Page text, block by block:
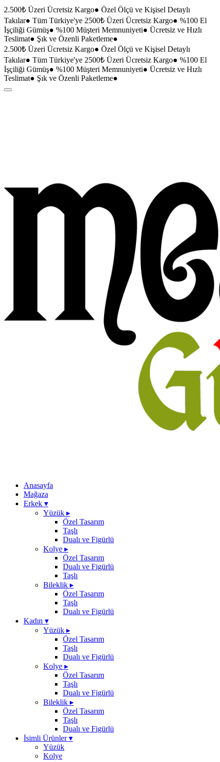
2.500₺ Üzeri Ücretsiz Kargo● Özel Ölçü ve Kişisel Detaylı
Takılar● Tüm Türkiye'ye 2500₺ Üzeri Ücretsiz Kargo● %100 El
İşçiliği Gümüş● %100 Müşteri Memnuniyeti● Ücretsiz ve Hızlı
Teslimat● Şık ve Özenli Paketleme●
2.500₺ Üzeri Ücretsiz Kargo● Özel Ölçü ve Kişisel Detaylı
Takılar● Tüm Türkiye'ye 2500₺ Üzeri Ücretsiz Kargo● %100 El
İşçiliği Gümüş● %100 Müşteri Memnuniyeti● Ücretsiz ve Hızlı
Teslimat● Şık ve Özenli Paketleme●
Anasayfa
Mağaza
Erkek ▾
Yüzük ▸
Özel Tasarım
Taşlı
Dualı ve Figürlü
Kolye ▸
Özel Tasarım
Dualı ve Figürlü
Taşlı
Bileklik ▸
Özel Tasarım
Taşlı
Dualı ve Figürlü
Kadın ▾
Yüzük ▸
Özel Tasarım
Taşlı
Dualı ve Figürlü
Kolye ▸
Özel Tasarım
Taşlı
Dualı ve Figürlü
Bileklik ▸
Özel Tasarım
Taşlı
Dualı ve Figürlü
İsimli Ürünler▾
Yüzük
Kolye